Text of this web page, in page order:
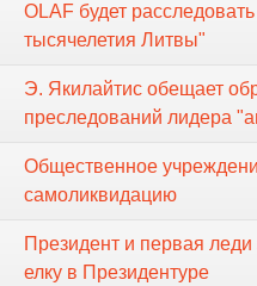
OLAF будет
тысячелетия Литвы"
Э. Якилайтис обещает
преследований лидера
Общественное
самоликвидацию
Президент и первая
елку в Президентуре